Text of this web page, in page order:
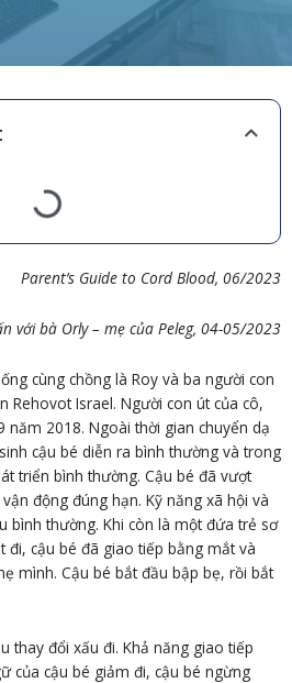
Parent’s Guide to Cord Blood, 06/2023
với bà Orly – mẹ của Peleg, 04-05/2023
cùng chồng là Roy và ba người con
Rehovot Israel. Người con út của cô,
năm 2018. Ngoài thời gian chuyển dạ
cậu bé diễn ra bình thường và trong
triển bình thường. Cậu bé đã vượt
động đúng hạn. Kỹ năng xã hội và
bình thường. Khi còn là một đứa trẻ sơ
đi, cậu bé đã giao tiếp bằng mắt và
mình. Cậu bé bắt đầu bập bẹ, rồi bắt
thay đổi xấu đi. Khả năng giao tiếp
của cậu bé giảm đi, cậu bé ngừng